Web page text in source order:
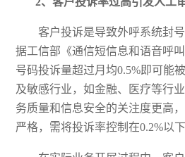
客户投诉是导致外呼系统封
据工信部《通信短信息和语音呼
号码投诉量超过月均0.5%即可能
及敏感行业，如金融、医疗等行
务质量和信息安全的关注度更高
严格，需将投诉率控制在0.2%以下